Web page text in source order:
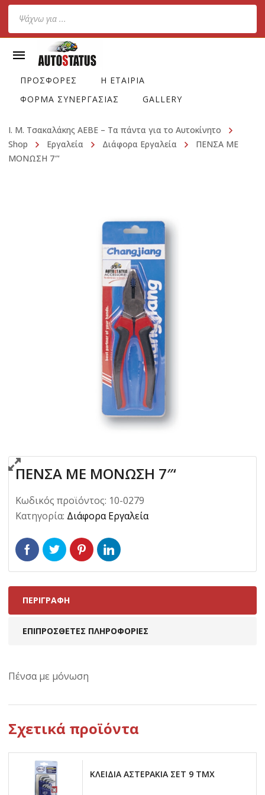
Products
search
ΠΡΟΣΦΟΡΕΣ
Η ΕΤΑΙΡΙΑ
ΦΟΡΜΑ ΣΥΝΕΡΓΑΣΙΑΣ
GALLERY
Ι. Μ. Τσακαλάκης ΑΕΒΕ – Τα πάντα για το Αυτοκίνητο
Shop
Εργαλεία Διάφορα Εργαλεία
ΠΕΝΣΑ ΜΕ
ΜΟΝΩΣΗ 7″‘
ΠΕΝΣΑ ΜΕ ΜΟΝΩΣΗ 7″‘
Κωδικός προϊόντος: 10-0279
Κατηγορία: Διάφορα Εργαλεία
ΠΕΡΙΓΡΑΦΉ
ΕΠΙΠΡΌΣΘΕΤΕΣ ΠΛΗΡΟΦΟΡΊΕΣ
Πένσα με μόνωση
Σχετικά προϊόντα
ΚΛΕΙΔΙΑ ΑΣΤΕΡΑΚΙΑ ΣΕΤ 9 ΤΜΧ